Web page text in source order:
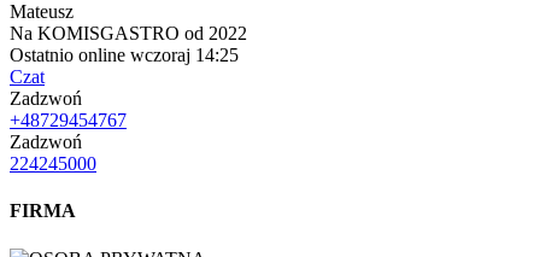
Mateusz
Na KOMISGASTRO od 2022
Ostatnio online wczoraj 14:25
Czat
Zadzwoń
+48729454767
Zadzwoń
224245000
FIRMA